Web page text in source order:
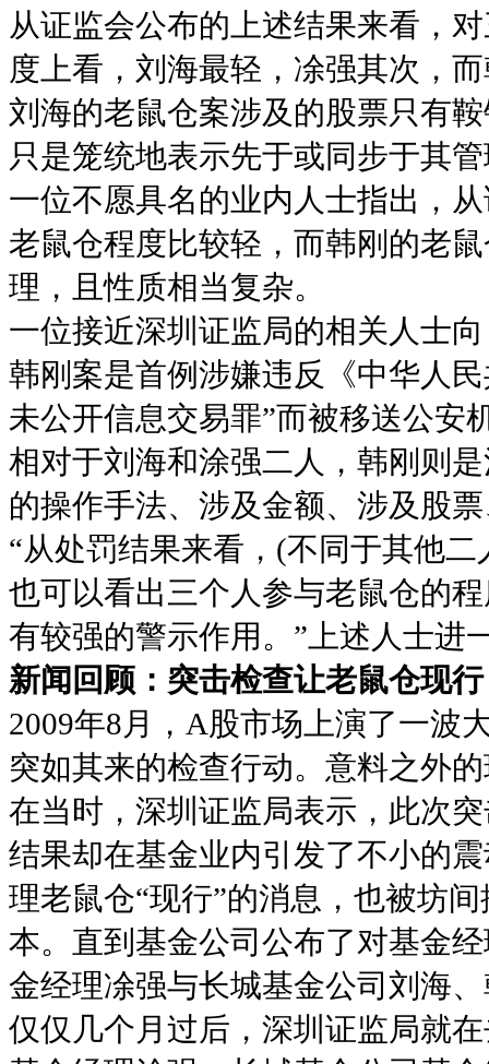
从证监会公布的上述结果来看，
度上看，刘海最轻，凃强其次，
刘海的老鼠仓案涉及的股票只有
只是笼统地表示先于或同步于其
一位不愿具名的业内人士指出，
老鼠仓程度比较轻，而韩刚的老
理，且性质相当复杂。
一位接近深圳证监局的相关人士
韩刚案是首例涉嫌违反《中华人
未公开信息交易罪”而被移送公安
相对于刘海和涂强二人，韩刚则
的操作手法、涉及金额、涉及股
“从处罚结果来看，(不同于其他
也可以看出三个人参与老鼠仓的
有较强的警示作用。”上述人士进
新闻回顾：突击检查让老鼠仓现行
2009年8月，A股市场上演了一波
突如其来的检查行动。意料之外
在当时，深圳证监局表示，此次
结果却在基金业内引发了不小的
理老鼠仓“现行”的消息，也被坊
本。直到基金公司公布了对基金
金经理凃强与长城基金公司刘海
仅仅几个月过后，深圳证监局就